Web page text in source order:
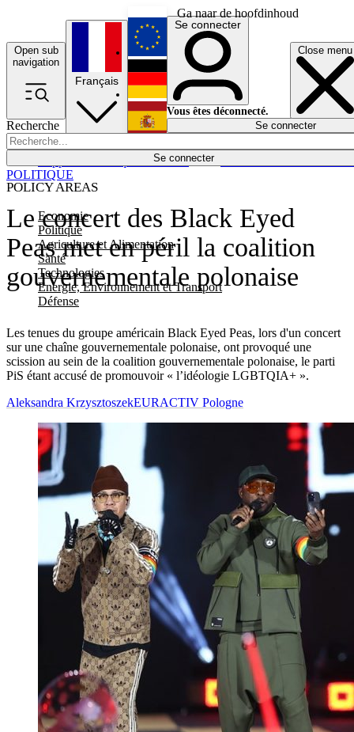
Ga naar de hoofdinhoud
Open sub
navigation
Close menu
Recherche
Se connecter
POLICY AREAS
Economie
Politique
Agriculture et Alimentation
Santé
Technologies
Energie, Environnement et Transport
Défense
Économie
Français
English
Deutsch
Español
Se connecter
Vous êtes déconnecté.
Se connecter
Le concert des Black Eyed
Peas met en péril la coalition
gouvernementale polonaise
Les tenues du groupe américain Black Eyed Peas, lors d'un concert
sur une chaîne gouvernementale polonaise, ont provoqué une
scission au sein de la coalition gouvernementale polonaise, le parti
PiS étant accusé de promouvoir « l’idéologie LGBTQIA+ ».
POLITIQUE
Aleksandra KrzysztoszekEURACTIV Pologne